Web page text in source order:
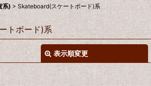
系) > Skateboard(スケートボード)系
トボード)系
表示順変更